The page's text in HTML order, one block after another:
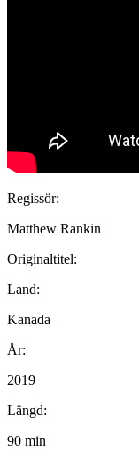
Regissör:
Matthew Rankin
Originaltitel:
Land:
Kanada
År:
2019
Längd:
90 min